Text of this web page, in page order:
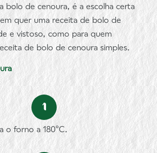
bolo de cenoura, é a escolha certa
quer uma receita de bolo de
e vistoso, como para quem
de bolo de cenoura simples.
o forno a 180ºC.